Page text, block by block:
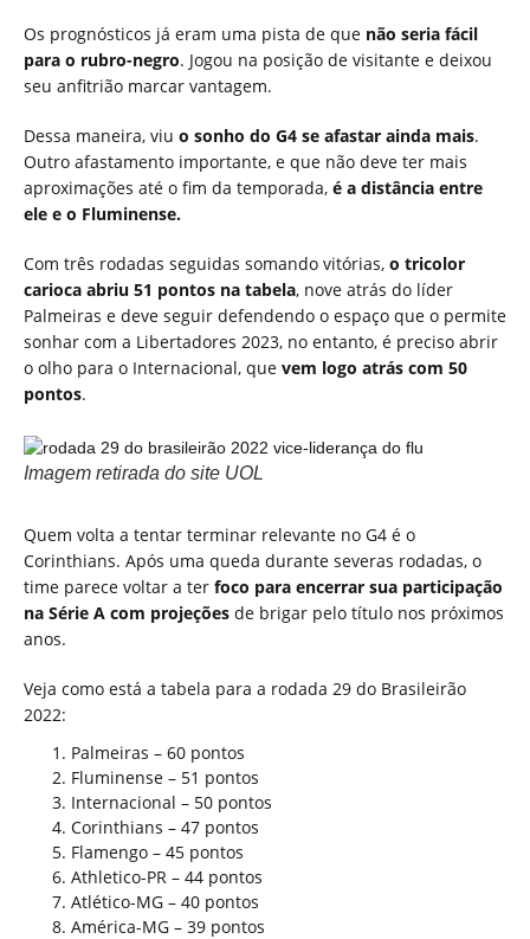
Os prognósticos já eram uma pista de que não seria fácil
para o rubro-negro. Jogou na posição de visitante e deixou
seu anfitrião marcar vantagem.
Dessa maneira, viu o sonho do G4 se afastar ainda mais.
Outro afastamento importante, e que não deve ter mais
aproximações até o fim da temporada, é a distância entre
ele e o Fluminense.
Com três rodadas seguidas somando vitórias, o tricolor
carioca abriu 51 pontos na tabela, nove atrás do líder
Palmeiras e deve seguir defendendo o espaço que o permite
sonhar com a Libertadores 2023, no entanto, é preciso abrir
o olho para o Internacional, que vem logo atrás com 50
pontos.
Imagem retirada do site UOL
Quem volta a tentar terminar relevante no G4 é o
Corinthians. Após uma queda durante severas rodadas, o
time parece voltar a ter foco para encerrar sua participação
na Série A com projeções de brigar pelo título nos próximos
anos.
Veja como está a tabela para a rodada 29 do Brasileirão
2022:
Palmeiras – 60 pontos
Fluminense – 51 pontos
Internacional – 50 pontos
Corinthians – 47 pontos
Flamengo – 45 pontos
Athletico-PR – 44 pontos
Atlético-MG – 40 pontos
América-MG – 39 pontos